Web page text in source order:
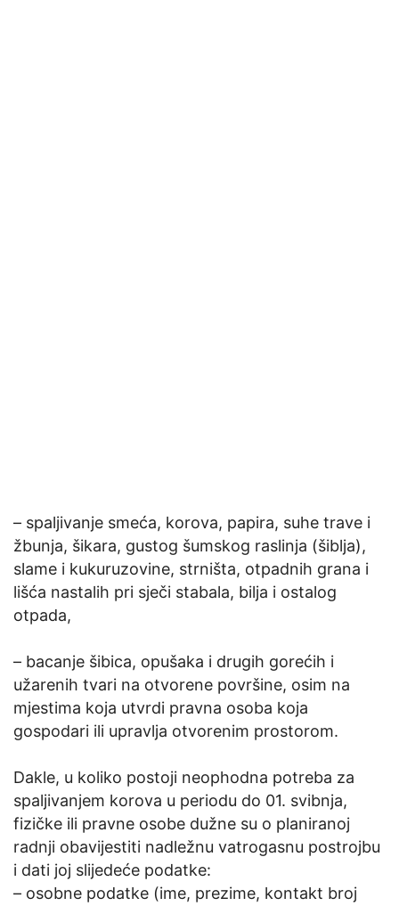
– spaljivanje smeća, korova, papira, suhe trave i
žbunja, šikara, gustog šumskog raslinja (šiblja),
slame i kukuruzovine, strništa, otpadnih grana i
lišća nastalih pri sječi stabala, bilja i ostalog
otpada,
– bacanje šibica, opušaka i drugih gorećih i
užarenih tvari na otvorene površine, osim na
mjestima koja utvrdi pravna osoba koja
gospodari ili upravlja otvorenim prostorom.
Dakle, u koliko postoji neophodna potreba za
spaljivanjem korova u periodu do 01. svibnja,
fizičke ili pravne osobe dužne su o planiranoj
radnji obavijestiti nadležnu vatrogasnu postrojbu
i dati joj slijedeće podatke:
– osobne podatke (ime, prezime, kontakt broj